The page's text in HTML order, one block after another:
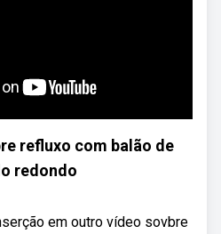
refluxo com balão de
redondo
em outro vídeo sovbre